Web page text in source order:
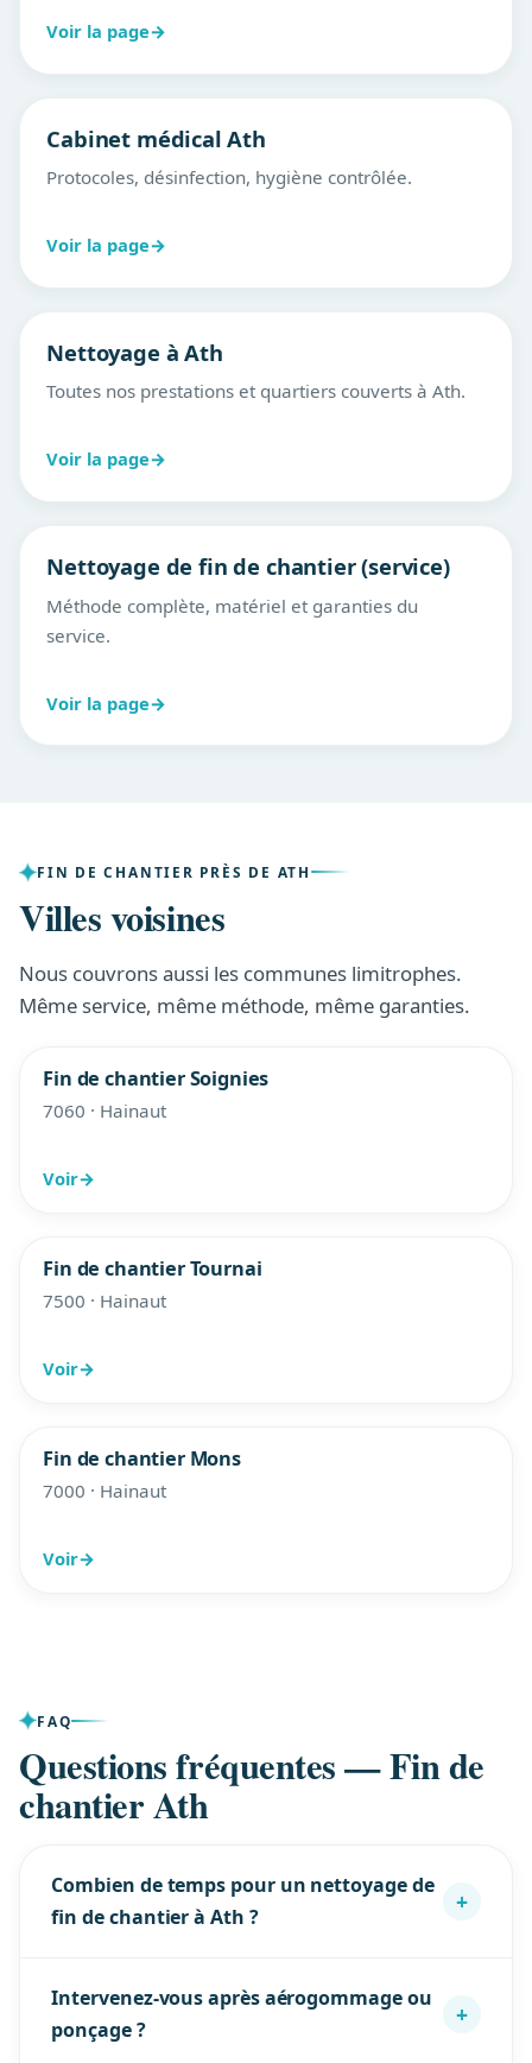
Voir la page→
Cabinet médical Ath
Protocoles, désinfection, hygiène contrôlée.
Voir la page→
Nettoyage à Ath
Toutes nos prestations et quartiers couverts à Ath.
Voir la page→
Nettoyage de fin de chantier (service)
Méthode complète, matériel et garanties du
service.
Voir la page→
FIN DE CHANTIER PRÈS DE ATH
Villes voisines
Nous couvrons aussi les communes limitrophes.
Même service, même méthode, même garanties.
Fin de chantier Soignies
7060 · Hainaut
Voir→
Fin de chantier Tournai
7500 · Hainaut
Voir→
Fin de chantier Mons
7000 · Hainaut
Voir→
FAQ
Questions fréquentes — Fin de
chantier Ath
Combien de temps pour un nettoyage de
fin de chantier à Ath ?
+
cadençons à des rythmes réalistes (ex. post-
aérogommage ~6 m²/h) et vous donnons une
Intervenez-vous après aérogommage ou
ponçage ?
+